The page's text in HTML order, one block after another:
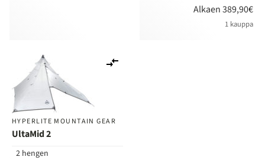
Alkaen 389,90€
1 kauppa
HYPERLITE MOUNTAIN GEAR
UltaMid 2
2 hengen